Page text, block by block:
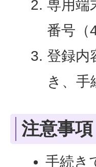
専用端
番号（
登録内
き、手
注意事項
手続き